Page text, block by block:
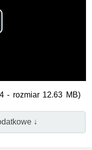
- rozmiar 12.63 MB)
↓